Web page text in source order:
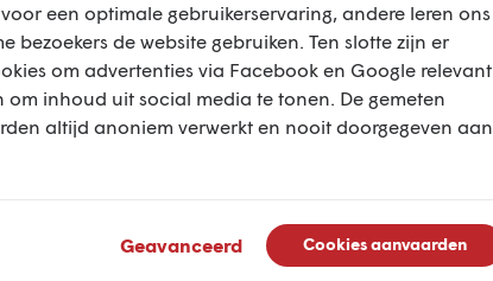
een optimale gebruikerservaring, andere leren ons
bezoekers de website gebruiken. Ten slotte zijn er
om advertenties via Facebook en Google relevant
om inhoud uit social media te tonen. De gemeten
altijd anoniem verwerkt en nooit doorgegeven aan
Geavanceerd Cookies aanvaarden